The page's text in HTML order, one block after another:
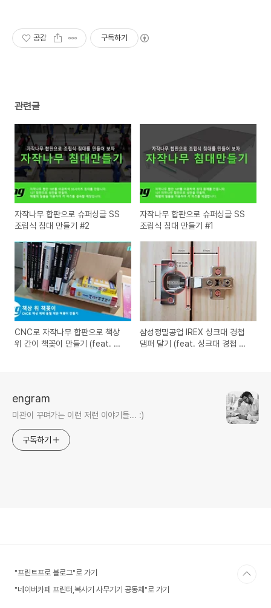
공감 구독하기
관련글
자작나무 합판으로 슈퍼싱글 SS
조립식 침대 만들기 #2
자작나무 합판으로 슈퍼싱글 SS
조립식 침대 만들기 #1
CNC로 자작나무 합판으로 책상
위 간이 책꽂이 만들기 (feat. 원
삼성정밀공업 IREX 싱크대 경첩
댐퍼 달기 (feat. 싱크대 경첩 튼
engram
미관이 꾸며가는 이런 저런 이야기들... :)
구독하기
"프린트프로 블로그"로 가기
"네이버카페 프린터,복사기 사무기기 공동체"로 가기